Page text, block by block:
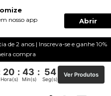
nosso app Abrir
de 2 anos | Inscreva-se e ganhe 10%
compra
20 : 43 : 54
Hora(s) Min(s) Seg(s)
Ver Produtos